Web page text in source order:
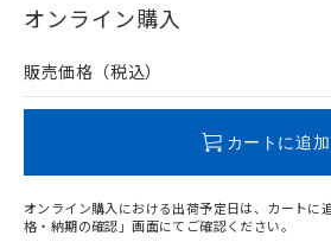
在庫等で未対応品が混在する可能性
問い合わせください。
オンライン購入
販売価格（税込）
カートに追加
オンライン購入における出荷予定日は、カートに
格・納期の確認」画面にてご確認ください。